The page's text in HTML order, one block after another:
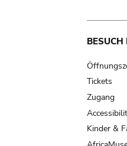
BESUCH
Tickets
Zugang
Kinder &